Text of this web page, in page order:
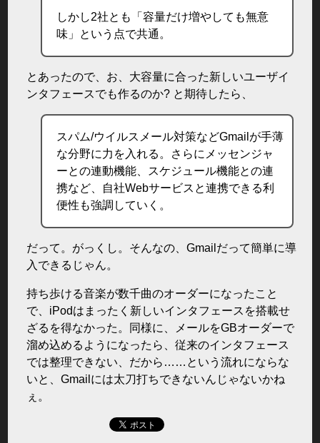
しかし2社とも「容量だけ増やしても無意
味」という点で共通。
とあったので、お、大容量に合った新しいユーザイ
ンタフェースでも作るのか? と期待したら、
スパム/ウイルスメール対策などGmailが手薄
な分野に力を入れる。さらにメッセンジャ
ーとの連動機能、スケジュール機能との連
携など、自社Webサービスと連携できる利
便性も強調していく。
だって。がっくし。そんなの、Gmailだって簡単に導
入できるじゃん。
持ち歩ける音楽が数千曲のオーダーになったこと
で、iPodはまったく新しいインタフェースを搭載せ
ざるを得なかった。同様に、メールをGBオーダーで
溜め込めるようになったら、従来のインタフェース
では整理できない、だから……という流れにならな
いと、Gmailには太刀打ちできないんじゃないかね
ぇ。